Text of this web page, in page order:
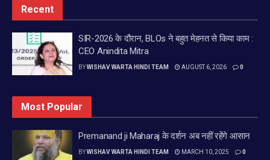
Recent
SIR-2026 के दौरान, BLOs ने बहुत मेहनत से किया काम :
CEO Anindita Mitra
BYWISHAV WARTA HINDI TEAM AUGUST 6, 2026 0
Most Popular
Premanand ji Maharaj के दर्शन अब नहीं रहेंगे आसान
BYWISHAV WARTA HINDI TEAM MARCH 10, 2025 0